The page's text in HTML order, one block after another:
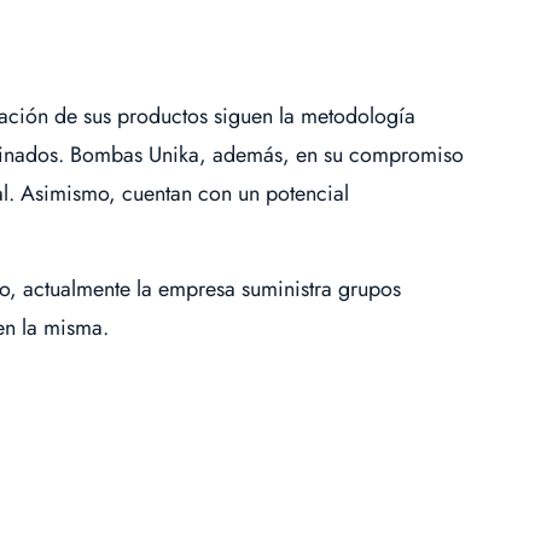
de sus productos siguen la metodología
Bombas Unika, además, en su compromiso
Asimismo, cuentan con un potencial
actualmente la empresa suministra grupos
la misma.